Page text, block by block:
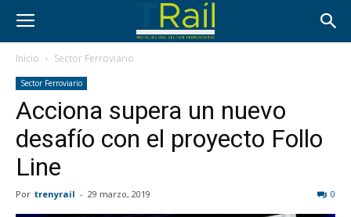
Inicio Sector Ferroviario
Sector Ferroviario
Acciona supera un nuevo
desafío con el proyecto Follo
Line
Por trenyrail - 29 marzo, 2019 0